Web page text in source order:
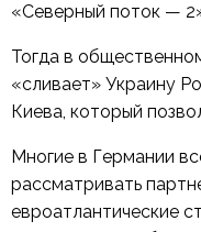
«Северный поток —
Тогда в
«сливает» Украину
Киева, который
Многие в Германии
рассматривать
евроатлантические